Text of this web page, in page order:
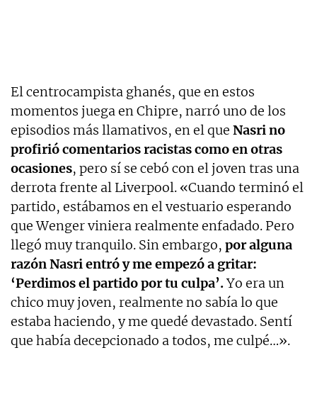
El centrocampista ghanés, que en estos
momentos juega en Chipre, narró uno de los
episodios más llamativos, en el que Nasri no
profirió comentarios racistas como en otras
ocasiones, pero sí se cebó con el joven tras una
derrota frente al Liverpool. «Cuando terminó el
partido, estábamos en el vestuario esperando
que Wenger viniera realmente enfadado. Pero
llegó muy tranquilo. Sin embargo, por alguna
razón Nasri entró y me empezó a gritar:
‘Perdimos el partido por tu culpa’.Yo era un
chico muy joven, realmente no sabía lo que
estaba haciendo, y me quedé devastado. Sentí
que había decepcionado a todos, me culpé…».